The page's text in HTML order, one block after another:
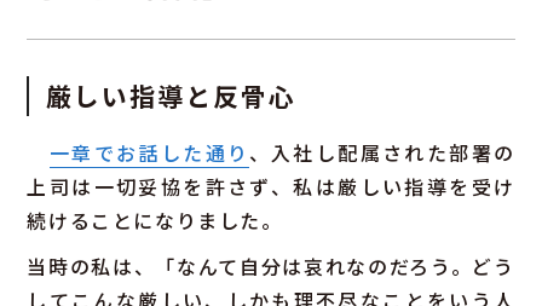
厳しい指導と反骨心
一章でお話した通り 、入社し配属された部署の
上司は一切妥協を許さず、私は厳しい指導を受け
続けることになりました。
当時の私は、「なんて自分は哀れなのだろう。どう
してこんな厳しい、しかも理不尽なことをいう人